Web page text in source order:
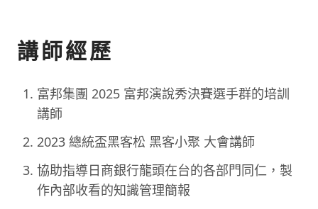
講師經歷
富邦集團 2025 富邦演說秀決賽選手群的培訓
講師
2023 總統盃黑客松 黑客小聚 大會講師
協助指導日商銀行龍頭在台的各部門同仁，製
作內部收看的知識管理簡報